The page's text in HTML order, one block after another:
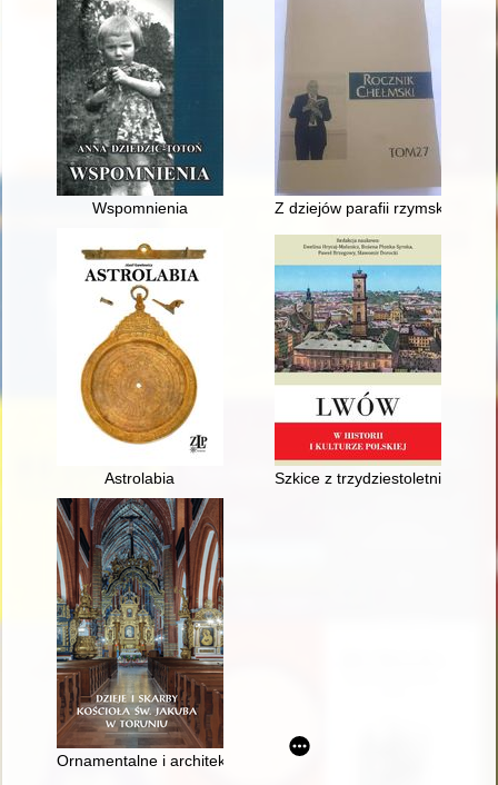
Wspomnienia Z dziejów parafii
Astrolabia Szkice z trzydziestoletnich
Ornamentalne i architektoniczne dekoracje malarskie z